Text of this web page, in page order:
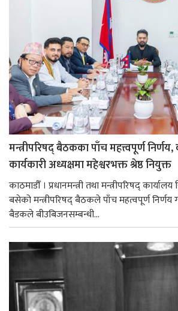
मन्त्रीपरिषद् बैठकका पाँच महत्त्वपूर्ण
कार्यकारी अध्यक्षमा महेश्वरभक्त श्रेष्ठ नियुक्त
काठमाडौँ । प्रधानमन्त्री तथा मन्त्रीपरिषद्
बसेको मन्त्रीपरिषद् बैठकले पाँच महत्वपूर्ण
बैडकले बीउबिजनसम्बन्धी...